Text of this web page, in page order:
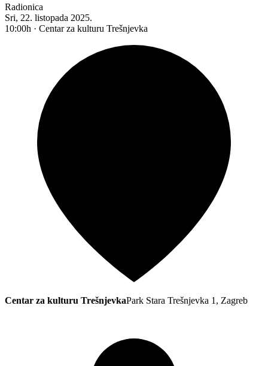
Radionica
Sri, 22. listopada 2025.
10:00h · Centar za kulturu Trešnjevka
Centar za kulturu TrešnjevkaPark Stara Trešnjevka 1, Zagreb